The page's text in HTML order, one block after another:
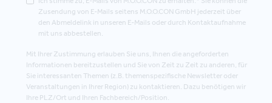
Zusendung von E-Mails seitens M.O.O.CON GmbH jederzeit über
den Abmeldelink in unseren E-Mails oder durch Kontaktaufnahme
mit uns abbestellen.
Mit Ihrer Zustimmung erlauben Sie uns, Ihnen die angeforderten
Informationen bereitzustellen und Sie von Zeit zu Zeit zu anderen, für
Sie interessanten Themen (z.B. themenspezifische Newsletter oder
Veranstaltungen in Ihrer Region) zu kontaktieren. Dazu benötigen wir
Ihre PLZ/Ort und Ihren Fachbereich/Position.